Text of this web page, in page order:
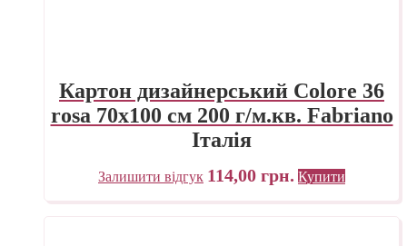
Картон дизайнерський Colore 36
rosa 70х100 см 200 г/м.кв. Fabriano
Італія
Залишити відгук 114,00 грн. Купити